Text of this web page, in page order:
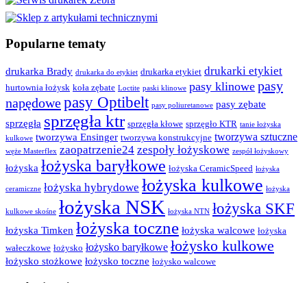
Popularne tematy
drukarka Brady drukarka do etykiet drukarka etykiet drukarki etykiet
hurtownia łożysk koła zębate Loctite paski klinowe pasy klinowe pasy
napędowepasy Optibelt pasy poliuretanowe pasy zębate
sprzęgła sprzęgła ktr sprzęgła kłowe sprzęgło KTR tanie łożyska
kulkowe tworzywa Ensinger tworzywa konstrukcyjne tworzywa sztuczne
węże Masterflex zaopatrzenie24 zespoły łożyskowe zespół łożyskowy
łożyska łożyska baryłkowe łożyska CeramicSpeed łożyska
ceramiczne łożyska hybrydowe łożyska kulkowe łożyska
kulkowe skośne łożyska NSK łożyska NTN łożyska SKF
łożyska Timken łożyska toczne łożyska walcowe łożyska
wałeczkowe łożysko łożysko baryłkowe łożysko kulkowe
łożysko stożkowe łożysko toczne łożysko walcowe